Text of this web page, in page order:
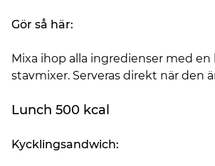
Gör så här:
Mixa ihop alla ingredienser med
stavmixer. Serveras direkt när den
Lunch 500 kcal
Kycklingsandwich: